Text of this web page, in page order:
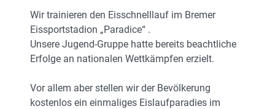
Wir trainieren den Eisschnelllauf im Bremer
Eissportstadion „Paradice“ .
Unsere Jugend-Gruppe hatte bereits beachtliche
Erfolge an nationalen Wettkämpfen erzielt.
Vor allem aber stellen wir der Bevölkerung
kostenlos ein einmaliges Eislaufparadies im